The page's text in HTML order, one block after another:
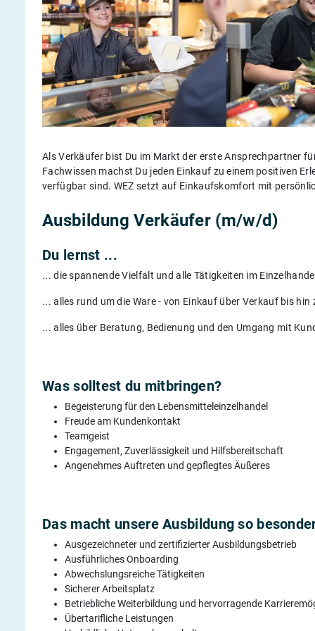
Als Verkäufer bist Du im Markt der erste Ansprechpartner
Fachwissen machst Du jeden Einkauf zu einem positiven
verfügbar sind. WEZ setzt auf Einkaufskomfort mit
AusbildungVerkäufer (m/w/d)
Du lernst ...
... die spannende Vielfalt und alle Tätigkeiten im
... alles rund um die Ware - von Einkauf über Verkauf bis hin
... alles über Beratung, Bedienung und den Umgang mit
Was solltest du mitbringen?
Begeisterung für den Lebensmitteleinzelhandel
Freude am Kundenkontakt
Teamgeist
Engagement, Zuverlässigkeit und Hilfsbereitschaft
Angenehmes Auftreten und gepflegtes Äußeres
Das macht unsere Ausbildung so
Ausgezeichneter und zertifizierter Ausbildungsbetrieb
Ausführliches Onboarding
Abwechslungsreiche Tätigkeiten
Sicherer Arbeitsplatz
Betriebliche Weiterbildung und hervorragende
Übertarifliche Leistungen